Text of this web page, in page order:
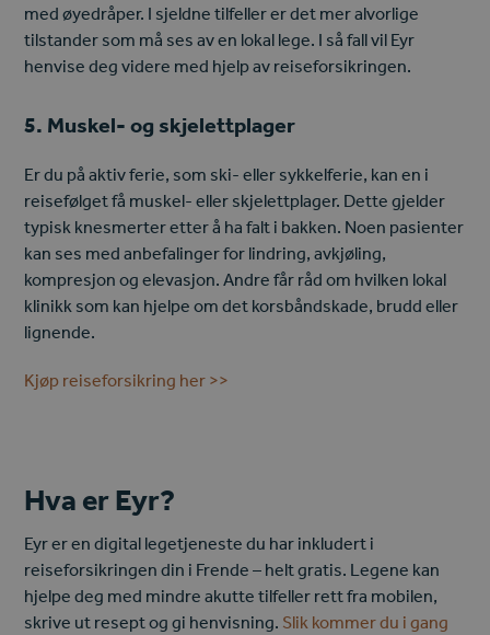
med øyedråper. I sjeldne tilfeller er det mer alvorlige
tilstander som må ses av en lokal lege. I så fall vil Eyr
henvise deg videre med hjelp av reiseforsikringen.
5. Muskel- og skjelettplager
Er du på aktiv ferie, som ski- eller sykkelferie, kan en i
reisefølget få muskel- eller skjelettplager. Dette gjelder
typisk knesmerter etter å ha falt i bakken. Noen pasienter
kan ses med anbefalinger for lindring, avkjøling,
kompresjon og elevasjon. Andre får råd om hvilken lokal
klinikk som kan hjelpe om det korsbåndskade, brudd eller
lignende.
Kjøp reiseforsikring her >>
Hva er Eyr?
Eyr er en digital legetjeneste du har inkludert i
reiseforsikringen din i Frende – helt gratis. Legene kan
hjelpe deg med mindre akutte tilfeller rett fra mobilen,
skrive ut resept og gi henvisning. Slik kommer du i gang